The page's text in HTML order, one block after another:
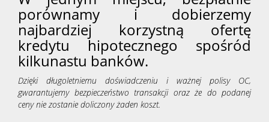
porównamy i dobierzemy
najbardziej korzystną ofertę
kredytu hipotecznego spośród
kilkunastu banków.
Dzięki długoletniemu doświadczeniu i ważnej polisy OC,
gwarantujemy bezpieczeństwo transakcji oraz że do podanej
ceny nie zostanie doliczony żaden koszt.